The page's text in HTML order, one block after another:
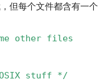
但每个文件都含有一个
other files
stuff */